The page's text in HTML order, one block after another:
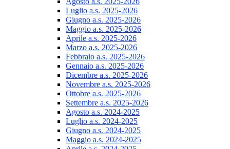
Luglio a.s. 2025-2026
Giugno a.s. 2025-2026
Maggio a.s. 2025-2026
Aprile a.s. 2025-2026
Marzo a.s. 2025-2026
Febbraio a.s. 2025-2026
Gennaio a.s. 2025-2026
Dicembre a.s. 2025-2026
Novembre a.s. 2025-2026
Ottobre a.s. 2025-2026
Settembre a.s. 2025-2026
Agosto a.s. 2024-2025
Luglio a.s. 2024-2025
Giugno a.s. 2024-2025
Maggio a.s. 2024-2025